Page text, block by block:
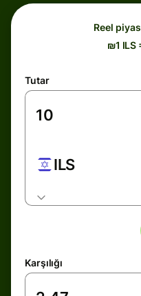
Reel
₪1 ILS
Tutar
ILS
Karşılığı